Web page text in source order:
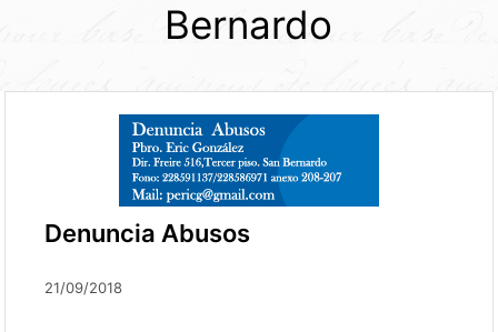
Bernardo
Denuncia Abusos
21/09/2018